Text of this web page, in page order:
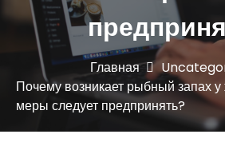
е
Главная
Почему возникает рыбный запах
меры следует предпринять?